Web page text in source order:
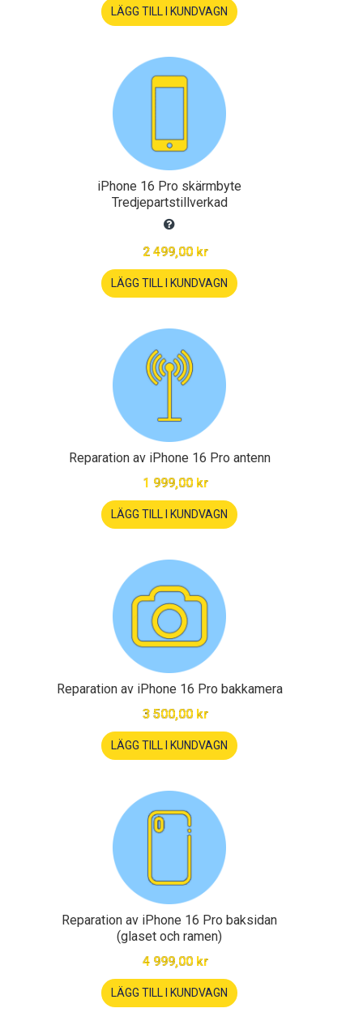
LÄGG TILL I KUNDVAGN
iPhone 16 Pro skärmbyte
Tredjepartstillverkad
2 499,00 kr
LÄGG TILL I KUNDVAGN
Reparation av iPhone 16 Pro antenn
1 999,00 kr
LÄGG TILL I KUNDVAGN
Reparation av iPhone 16 Pro bakkamera
3 500,00 kr
LÄGG TILL I KUNDVAGN
Reparation av iPhone 16 Pro baksidan
(glaset och ramen)
4 999,00 kr
LÄGG TILL I KUNDVAGN